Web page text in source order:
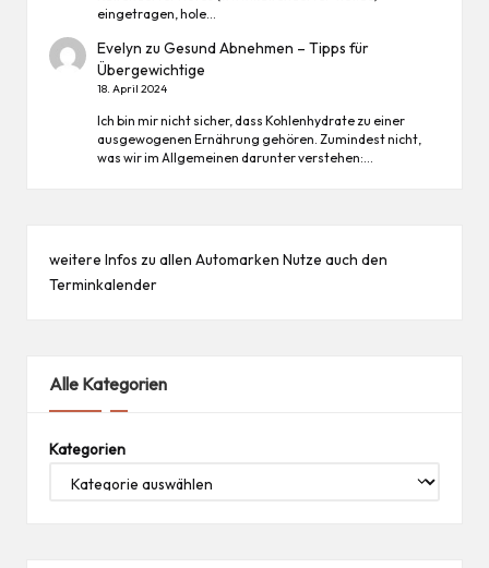
eingetragen, hole…
Evelyn zuGesund Abnehmen – Tipps für
Übergewichtige
18. April 2024
Ich bin mir nicht sicher, dass Kohlenhydrate zu einer
ausgewogenen Ernährung gehören. Zumindest nicht,
was wir im Allgemeinen darunter verstehen:…
weitere Infos zu allen Automarken Nutze auch den
Terminkalender
Alle Kategorien
Kategorien